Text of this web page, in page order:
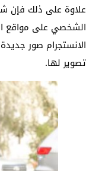
علاوة على ذلك فإن
الشخصي على مواقع
الانستجرام صور
تصوير لها.